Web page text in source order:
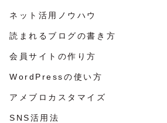
ネット活用ノウハウ
読まれるブログの書き方
会員サイトの作り方
WordPressの使い方
アメブロカスタマイズ
SNS活用法